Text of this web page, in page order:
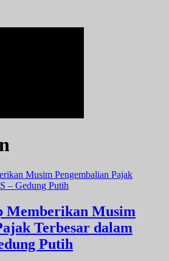
Memberikan Musim
Terbesar dalam
Putih